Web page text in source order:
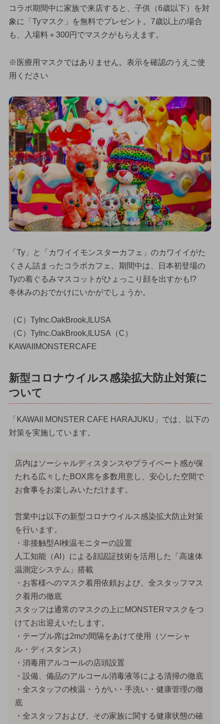
コラボ期間中に家族で来店すると、子供（6歳以下）を対
象に「Tyマスク」を無料でプレゼント。7歳以上の場合
も、入場料＋300円でマスクがもらえます。
※医療用マスクではありません。表示を確認のうえご使
用ください
「Ty」と「カワイイモンスターカフェ」のカワイイがた
くさん詰まったコラボカフェ。期間中は、日本初登場の
Tyの着ぐるみマスコットがひょっこり顔を出すかも!?
冬休みのおでかけにいかがでしょうか。
（C）TyInc.OakBrook,ILUSA
（C）TyInc.OakBrook,ILUSA（C）
KAWAIIMONSTERCAFE
新型コロナウイルス感染拡大防止対策に
ついて
「KAWAII MONSTER CAFE HARAJUKU」では、以下の
対策を実施しています。
店内はソーシャルディスタンスやプライベート感が保
たれる広々したBOX席を多数用意し、安心した空間で
お食事をお楽しみいただけます。
営業中は以下の新型コロナウイルス感染拡大防止対策
を行います。
・非接触型AI検温モニターの設置
人工知能（AI）による顔認証技術を活用した「高速体
温測定システム」搭載
・お客様へのマスク着用依頼および、全スタッフマス
ク着用の徹底
スタッフは通常のマスクの上にMONSTERマスクをつ
けてお出迎えいたします。
・テーブル席は2mの間隔をあけて使用（ソーシャ
ル・ディスタンス）
・消毒用アルコールの店頭設置
・設備、備品のアルコール消毒液等による清掃の徹底
・全スタッフの検温・うがい・手洗い・健康管理の徹
底
・全スタッフおよび、その家族に関する健康状態の確